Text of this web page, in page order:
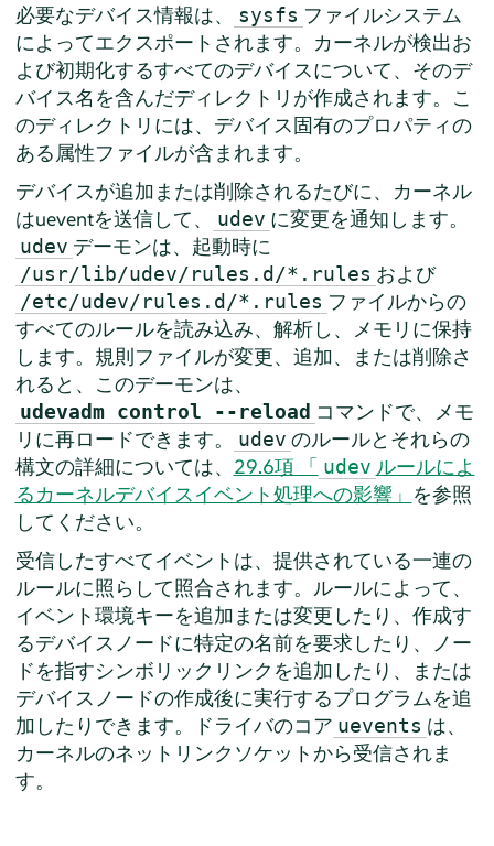
必要なデバイス情報は、 sysfs ファイルシステム
によってエクスポートされます。カーネルが検出お
よび初期化するすべてのデバイスについて、そのデ
バイス名を含んだディレクトリが作成されます。こ
のディレクトリには、デバイス固有のプロパティの
ある属性ファイルが含まれます。
デバイスが追加または削除されるたびに、カーネル
はueventを送信して、
udev に変更を通知します。
udev デーモンは、起動時に
/usr/lib/udev/rules.d/*.rules および
/etc/udev/rules.d/*.rules ファイルからの
すべてのルールを読み込み、解析し、メモリに保持
します。規則ファイルが変更、追加、または削除さ
れると、このデーモンは、
udevadm control --reload コマンドで、メモ
リに再ロードできます。
udev のルールとそれらの
構文の詳細については、 29.6項 「 udev ルールによ
るカーネルデバイスイベント処理への影響」 を参照
してください。
受信したすべてイベントは、提供されている一連の
ルールに照らして照合されます。ルールによって、
イベント環境キーを追加または変更したり、作成す
るデバイスノードに特定の名前を要求したり、ノー
ドを指すシンボリックリンクを追加したり、または
デバイスノードの作成後に実行するプログラムを追
加したりできます。ドライバのコア uevents は、
カーネルのネットリンクソケットから受信されま
す。